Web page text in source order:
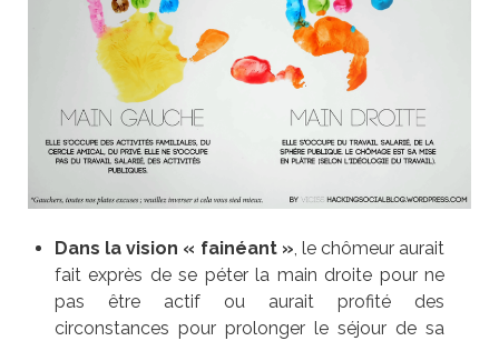
Dans la vision « fainéant », le chômeur aurait
fait exprès de se péter la main droite pour ne
pas être actif ou aurait profité des
circonstances pour prolonger le séjour de sa